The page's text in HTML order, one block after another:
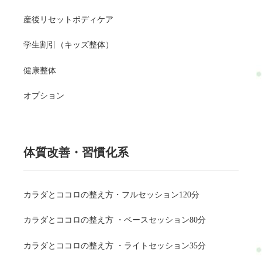
産後リセットボディケア
学生割引（キッズ整体）
健康整体
オプション
体質改善・習慣化系
カラダとココロの整え方・フルセッション120分
カラダとココロの整え方 ・ベースセッション80分
カラダとココロの整え方 ・ライトセッション35分